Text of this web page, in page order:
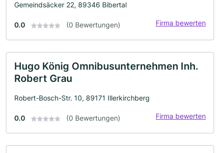
Gemeindsäcker 22, 89346 Bibertal
0.0 (0 Bewertungen) Firma bewerten
Hugo König Omnibusunternehmen Inh.
Robert Grau
Robert-Bosch-Str. 10, 89171 Illerkirchberg
0.0 (0 Bewertungen) Firma bewerten